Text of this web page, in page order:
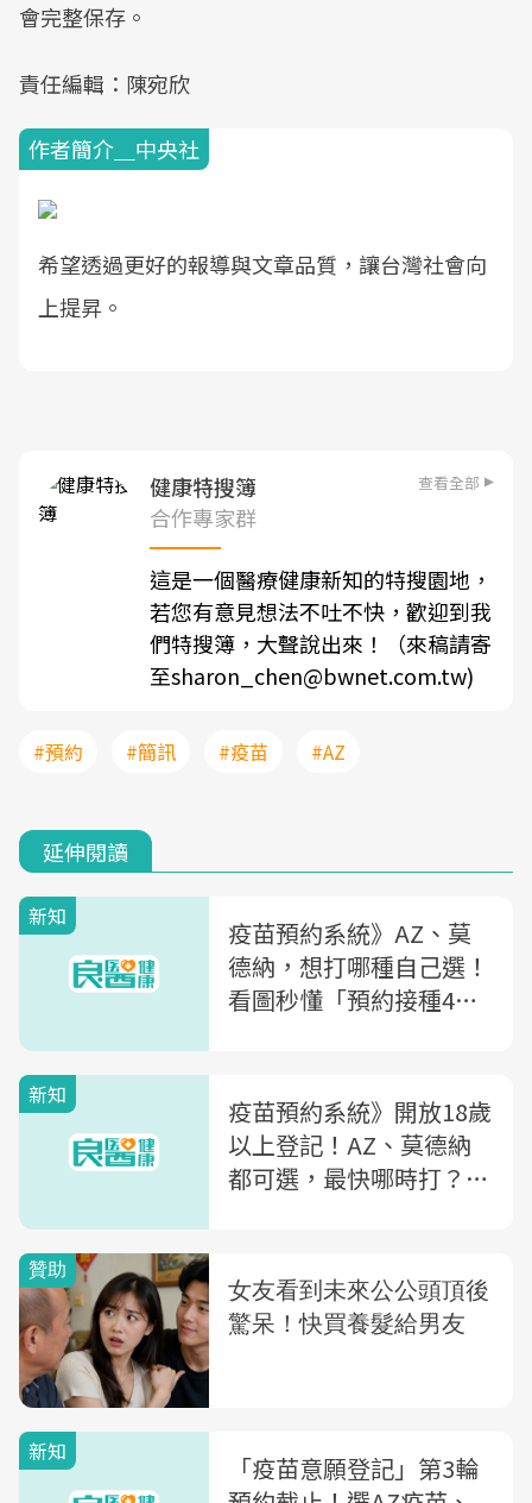
會完整保存。
責任編輯：陳宛欣
作者簡介＿中央社
希望透過更好的報導與文章品質，讓台灣社會向
上提昇。
健康特搜簿 查看全部
合作專家群
這是一個醫療健康新知的特搜園地，
若您有意見想法不吐不快，歡迎到我
們特搜簿，大聲說出來！（來稿請寄
至sharon_chen@bwnet.com.tw)
#預約 #簡訊 #疫苗 #AZ
延伸閱讀
新知
疫苗預約系統》AZ、莫
德納，想打哪種自己選！
看圖秒懂「預約接種4步
新知
疫苗預約系統》開放18歲
以上登記！AZ、莫德納
都可選，最快哪時打？錯
新知
「疫苗意願登記」第3輪